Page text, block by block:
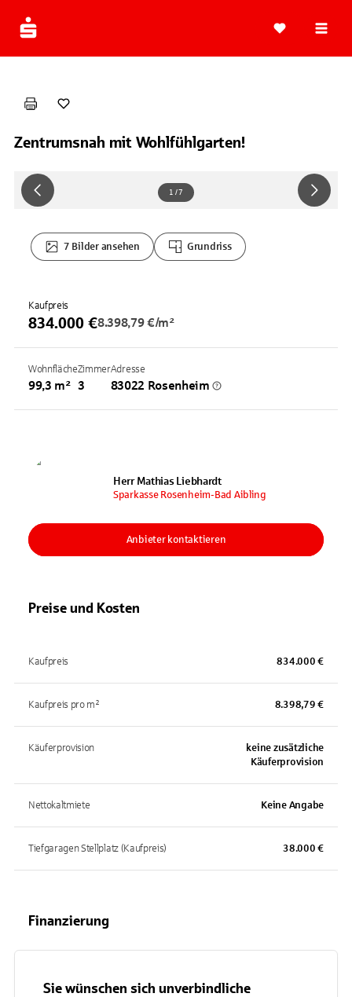
Zentrumsnah mit Wohlfühlgarten!
1 / 7
7 Bilder ansehen Grundriss
Kaufpreis
834.000 €8.398,79 €/m²
Wohnfläche
99,3 m²
Zimmer
3
Adresse
83022 Rosenheim
Herr Mathias Liebhardt
Sparkasse Rosenheim-Bad Aibling
Anbieter kontaktieren
Preise und Kosten
Kaufpreis 834.000 €
Kaufpreis pro m² 8.398,79 €
Käuferprovision
keine zusätzliche
Käuferprovision
Nettokaltmiete Keine Angabe
Tiefgaragen Stellplatz (Kaufpreis) 38.000 €
Finanzierung
Sie wünschen sich unverbindliche